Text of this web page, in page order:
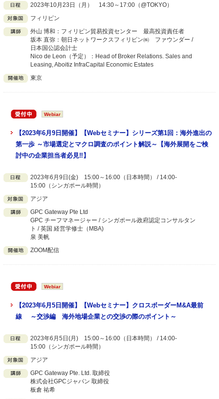
2023年10月23日（月） 14:30～17:00（@TOKYO）
フィリピン
外山 博和：フィリピン貿易投資センター 最高投資責任者
坂本 直弥：朝日ネットワークスフィリピン㈱ ファウンダー /
日本国公認会計士
Nico de Leon（予定）：Head of Broker Relations. Sales and
Leasing, Aboitiz InfraCapital Economic Estates
東京
Webiar
【2023年6月9日開催】【Webセミナー】シリーズ第1回：海外進出の
第一歩 ～市場選定とマクロ調査のポイント解説～【海外展開をご検
討中の企業担当者必見‼】
2023年6月9日(金) 15:00～16:00（日本時間） / 14:00-
15:00（シンガポール時間）
アジア
GPC Gateway Pte Ltd
GPC チーフマネージャー / シンガポール政府認定コンサルタン
ト / 英国 経営学修士（MBA)
泉 美帆
ZOOM配信
Webiar
【2023年6月5日開催】【Webセミナー】クロスボーダーM&A最前
線 ～交渉編 海外地場企業との交渉の際のポイント～
2023年6月5日(月) 15:00～16:00（日本時間） / 14:00-
15:00（シンガポール時間）
アジア
GPC Gateway Pte. Ltd. 取締役
株式会社GPCジャパン 取締役
板倉 祐希